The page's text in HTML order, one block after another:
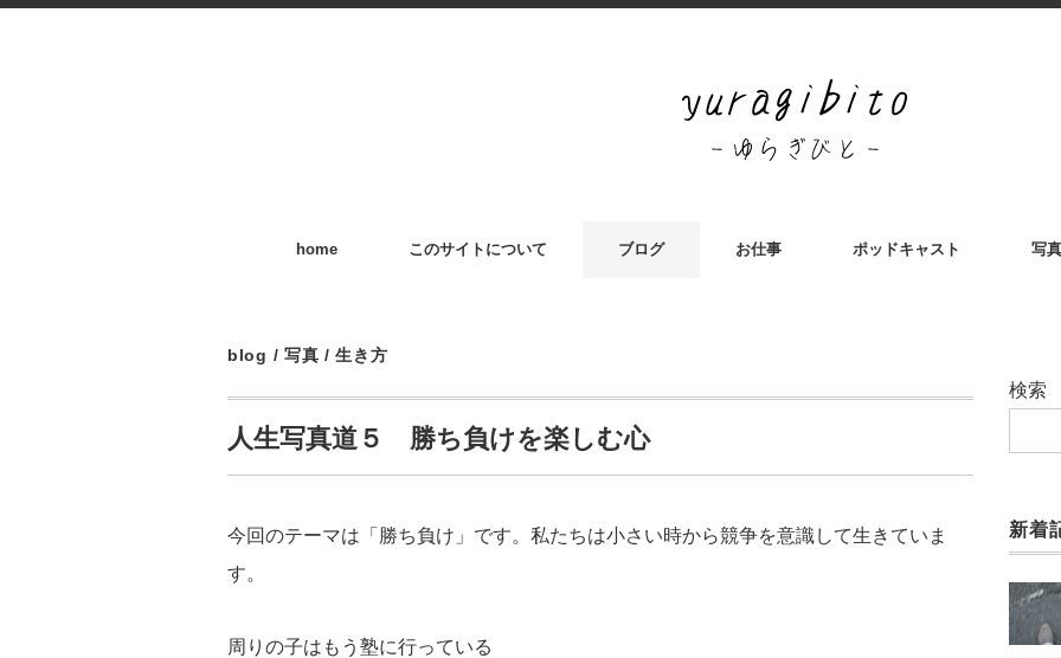
home このサイトについて ブログ お仕事 ポッドキャスト 写真
blog / 写真 /生き方
人生写真道５ 勝ち負けを楽しむ心
今回のテーマは「勝ち負け」です。私たちは小さい時から競争を意識して生きていま
す。
周りの子はもう塾に行っている
検索
新着